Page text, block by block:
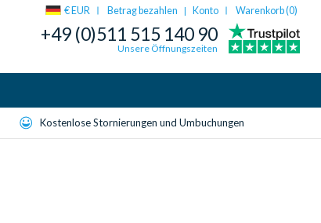
€ EUR Betrag bezahlen | Konto Warenkorb (0)
+49 (0)511 515 140 90
Unsere Öffnungszeiten
Kostenlose Stornierungen und Umbuchungen